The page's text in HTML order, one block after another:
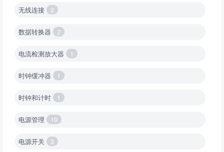
无线连接 2
数据转换器 2
电流检测放大器 1
时钟缓冲器 1
时钟和计时 1
电源管理 19
电源开关 3